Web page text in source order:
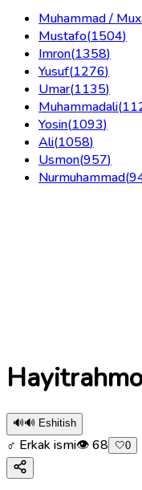
Muhammad /
Mustafo(1504)
Imron(1358)
Yusuf(1276)
Umar(1135)
Muhammadali(
Yosin(1093)
Ali(1058)
Usmon(957)
Nurmuhammad(
🔊🔊 Eshitish
♂ Erkak ismi👁68 🤍0